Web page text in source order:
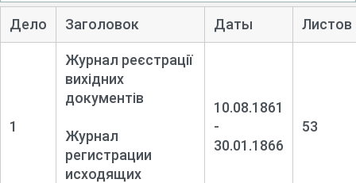
Дело Заголовок Даты Листов
1
Журнал реєстрації
вихідних
документів
Журнал
регистрации
исходящих
10.08.1861
-
30.01.1866
53